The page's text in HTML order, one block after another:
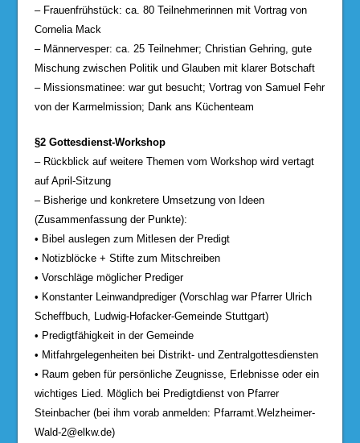
– Frauenfrühstück: ca. 80 Teilnehmerinnen mit Vortrag von
Cornelia Mack
– Männervesper: ca. 25 Teilnehmer; Christian Gehring, gute
Mischung zwischen Politik und Glauben mit klarer Botschaft
– Missionsmatinee: war gut besucht; Vortrag von Samuel Fehr
von der Karmelmission; Dank ans Küchenteam
§2 Gottesdienst-Workshop
– Rückblick auf weitere Themen vom Workshop wird vertagt
auf April-Sitzung
– Bisherige und konkretere Umsetzung von Ideen
(Zusammenfassung der Punkte):
• Bibel auslegen zum Mitlesen der Predigt
• Notizblöcke + Stifte zum Mitschreiben
• Vorschläge möglicher Prediger
• Konstanter Leinwandprediger (Vorschlag war Pfarrer Ulrich
Scheffbuch, Ludwig-Hofacker-Gemeinde Stuttgart)
• Predigtfähigkeit in der Gemeinde
• Mitfahrgelegenheiten bei Distrikt- und Zentralgottesdiensten
• Raum geben für persönliche Zeugnisse, Erlebnisse oder ein
wichtiges Lied. Möglich bei Predigtdienst von Pfarrer
Steinbacher (bei ihm vorab anmelden: Pfarramt.Welzheimer-
Wald-2@elkw.de)